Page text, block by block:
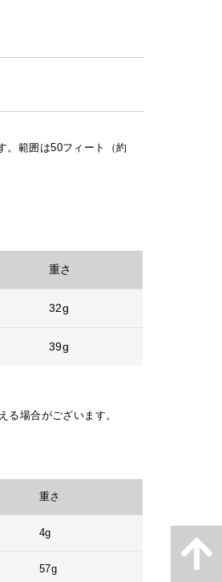
。範囲は50フィート（約
重さ
32g
39g
場合がございます。
重さ
4g
57g